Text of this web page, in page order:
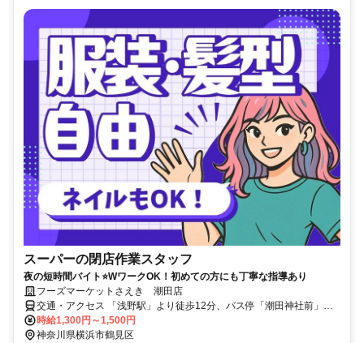
スーパーの閉店作業スタッフ
夜の短時間バイト⭐WワークOK！初めての方にも丁寧な指導あり
フーズマーケットさえき 潮田店
交通・アクセス 「浅野駅」より徒歩12分、バス停「潮田神社前」よ
り徒歩1分
時給1,300円～1,500円
神奈川県横浜市鶴見区